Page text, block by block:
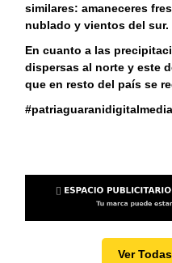
similares: amaneceres
nublado y vientos del sur.
En cuanto a las
dispersas al norte y este
que en resto del país se
#patriaguaranidigitalmedia
Ver